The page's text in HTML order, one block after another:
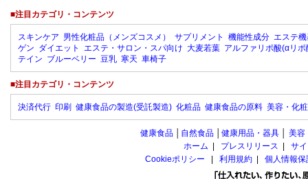
■注目カテゴリ・コンテンツ
スキンケア 男性化粧品（メンズコスメ） サプリメント 機能性成分 エステ
ゲン ダイエット エステ・サロン・スパ向け 大麦若葉 アルファリポ酸(αリポ
テイン ブルーベリー 豆乳 寒天 車椅子
■注目カテゴリ・コンテンツ
決済代行 印刷 健康食品の製造(受託製造) 化粧品 健康食品の原料 美容・化
健康食品 自然食品 健康用品・器具 美容
ホーム
プレスリリース
サ
Cookieポリシー
利用規約 個人情報